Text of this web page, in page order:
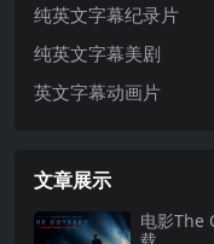
纯英文字幕纪录片
纯英文字幕美剧
英文字幕动画片
文章展示
电影The
载